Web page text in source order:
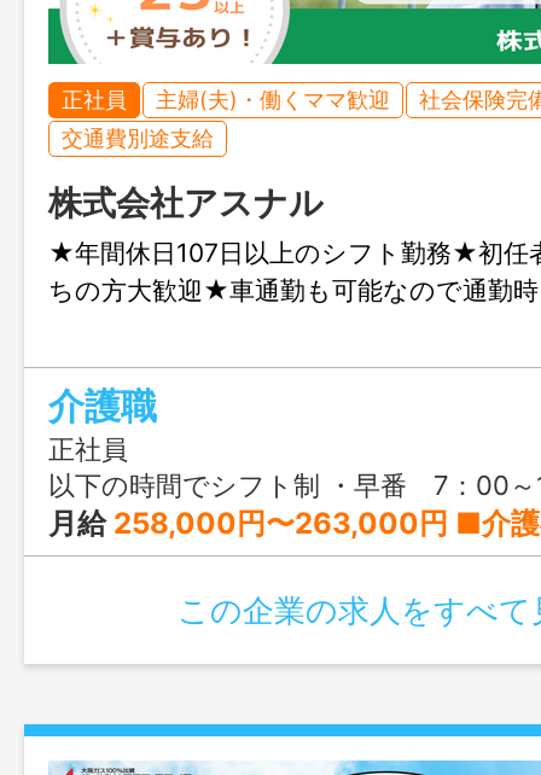
正社員 主婦(夫)・働くママ歓迎
社会保険完
交通費別途支給
株式会社アスナル
★年間休日107日以上のシフト勤務★初任
ちの方大歓迎★車通勤も可能なので通勤
介護職
正社員
以下の時間でシフト制 ・早番 7：00～16：00 ・日勤 10：00～19：00 ・夜勤 16：00～翌10：00（夜勤は2人体
月給 258,000円〜263,000円 ■介護福祉士の方 月額263,000円 基本給 175,000円 資格手当 7,000円 処遇改善加算 46,000円 夜勤手当 35000円(7000円×5回目安で計算) ■実務者研修修了者の方 月額260,000円 基本給 175,000円 資格手当 4,000円 処遇改善加算 46,000円 夜勤手当 35000円(7000円×5回目安で計算) ■初任者研修修了者の方 月額258,000円 基本給 175,000円 資格手当 2,000円 処遇改善加算 46,000円 夜勤手当 35000円(7000円×5回目安で計算) ※夜勤手当：7000円/回 平均月5回が目安ですが夜勤回数は応相談 ※喀痰吸引等研修修了者（2号以上）は、
この企業の求人をすべて